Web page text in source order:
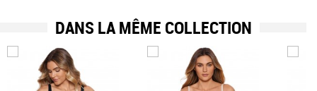
DANS LA MÊME COLLECTION